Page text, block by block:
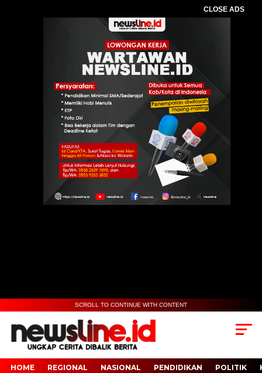
CLOSE ADS
SCROLL TO CONTINUE WITH CONTENT
HOME REGIONAL NASIONAL PENDIDIKAN POLITIK